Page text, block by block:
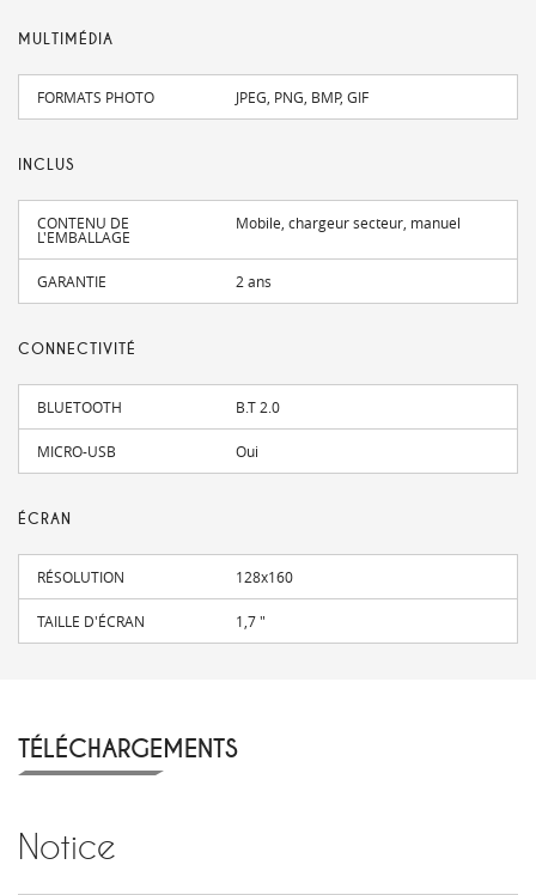
MULTIMÉDIA
FORMATS PHOTO JPEG, PNG, BMP, GIF
INCLUS
CONTENU DE
L'EMBALLAGE
Mobile, chargeur secteur, manuel
GARANTIE 2 ans
CONNECTIVITÉ
BLUETOOTH B.T 2.0
MICRO-USB Oui
ÉCRAN
RÉSOLUTION 128x160
TAILLE D'ÉCRAN 1,7 "
TÉLÉCHARGEMENTS
Notice